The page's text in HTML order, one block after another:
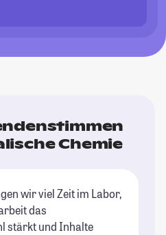
Chemie
wir viel Zeit im Labor,
das
stärkt und Inhalte